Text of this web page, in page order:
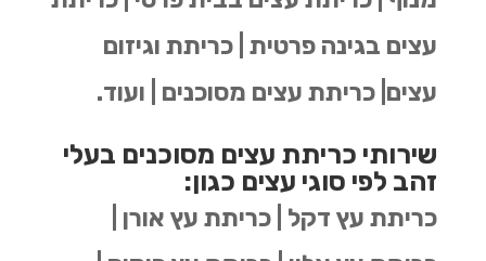
עצים בגינה פרטית | כריתת וגיזום
עצים| כריתת עצים מסוכנים | ועוד.
שירותי כריתת עצים מסוכנים בעלי
זהב לפי סוגי עצים כגון:
כריתת עץ דקל | כריתת עץ אורן |